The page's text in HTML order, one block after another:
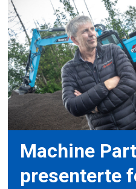
Machine
presenterte